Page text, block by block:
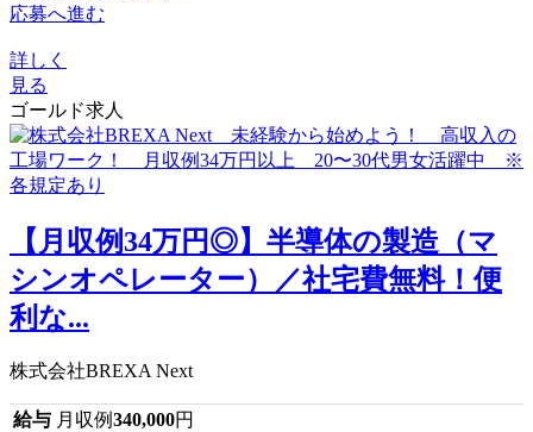
応募へ進む
詳しく
見る
ゴールド求人
【月収例34万円◎】半導体の製造（マ
シンオペレーター）／社宅費無料！便
利な...
株式会社BREXA Next
給与 月収例340,000円